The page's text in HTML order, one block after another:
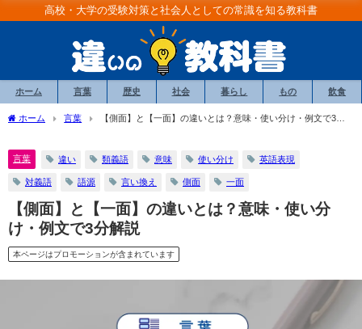
高校・大学の受験対策と社会人としての常識を知る教科書
ホーム 言葉 歴史 社会 暮らし もの 飲食
ホーム 言葉
【側面】と【一面】の違いとは？意味・使い分け・例文で3分
言葉 違い 類義語 意味 使い分け 英語表現
対義語 語源 言い換え 側面 一面
【側面】と【一面】の違いとは？意味・使い分
け・例文で3分解説
本ページはプロモーションが含まれています